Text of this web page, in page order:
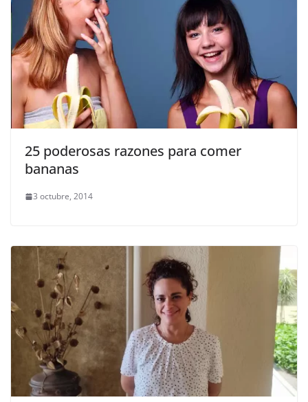
25 poderosas razones para comer
bananas
3 octubre, 2014